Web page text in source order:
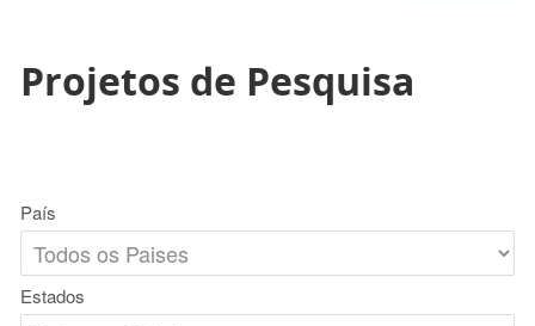
Projetos de Pesquisa
País
Estados